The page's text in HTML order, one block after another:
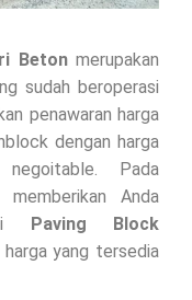
Betonmerupakan
sudah beroperasi
penawaran harga
dengan harga
Pada
Anda
Paving Block
yang tersedia